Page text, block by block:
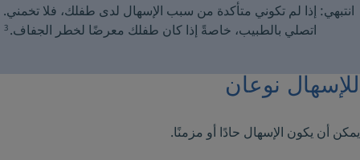
انتبهي: إذا لم تكوني متأكدة من سبب الإسهال لدى طفلك، فلا تخمني.
اتصلي بالطبيب، خاصةً إذا كان طفلك معرضًا لخطر الجفاف. 3
للإسهال نوعان
يمكن أن يكون الإسهال حادًا أو مزمنًا.